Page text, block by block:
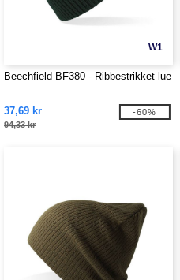
W1
Beechfield BF380 - Ribbestrikket lue
37,69 kr
94,33 kr
-60%